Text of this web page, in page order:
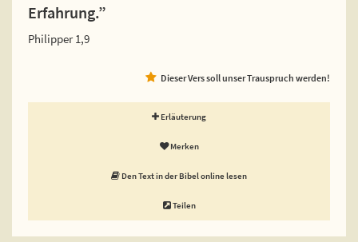
Erfahrung.”
Philipper 1,9
Dieser Vers soll unser Trauspruch werden!
Erläuterung
Merken
Den Text in der Bibel online lesen
Teilen